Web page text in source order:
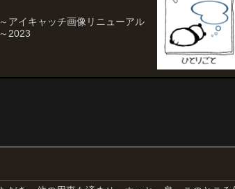
～アイキャッチ画像リニューアル
～2023